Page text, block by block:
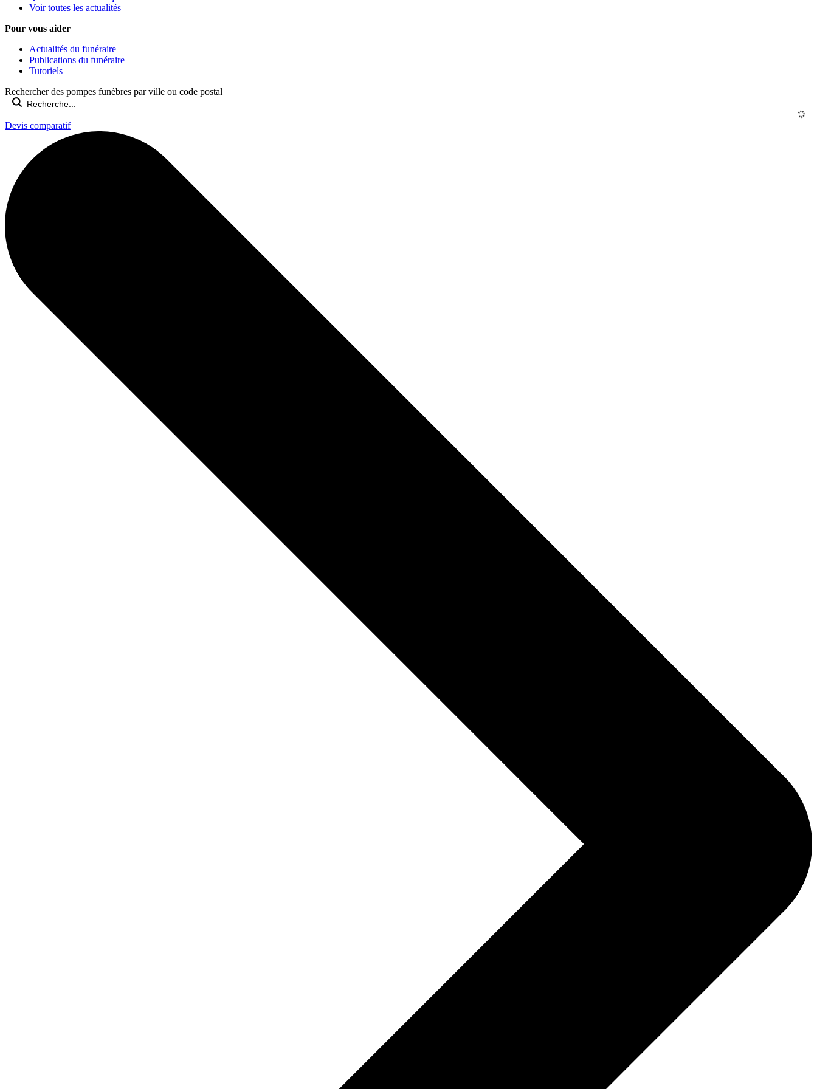
Voir toutes les actualités
Pour vous aider
Actualités du funéraire
Publications du funéraire
Tutoriels
Rechercher des pompes funèbres par ville ou code postal
Devis comparatif